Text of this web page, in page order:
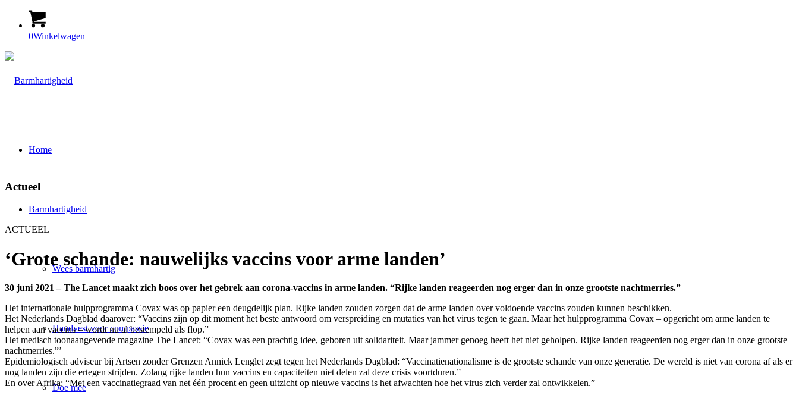
0Winkelwagen
Home
Barmhartigheid
Wees barmhartig
Handvest voor compassie
Doe mee
Actueel
ACTUEEL
‘Grote schande: nauwelijks vaccins voor arme landen’
30 juni 2021 – The Lancet maakt zich boos over het gebrek aan corona-vaccins in arme landen. “Rijke landen reageerden nog erger dan in onze grootste nachtmerries.”
Het internationale hulpprogramma Covax was op papier een deugdelijk plan. Rijke landen zouden zorgen dat de arme landen over voldoende vaccins zouden kunnen beschikken.
Het Nederlands Dagblad daarover: “Vaccins zijn op dit moment het beste antwoord om verspreiding en mutaties van het virus tegen te gaan. Maar het hulpprogramma Covax – opgericht om arme landen te
helpen aan vaccins – wordt nu al bestempeld als flop.”
Het medisch toonaangevende magazine The Lancet: “Covax was een prachtig idee, geboren uit solidariteit. Maar jammer genoeg heeft het niet geholpen. Rijke landen reageerden nog erger dan in onze grootste
nachtmerries.”’
Epidemiologisch adviseur bij Artsen zonder Grenzen Annick Lenglet zegt tegen het Nederlands Dagblad: “Vaccinatienationalisme is de grootste schande van onze generatie. De wereld is niet van corona af als er
nog landen zijn die ertegen strijden. Zolang rijke landen hun vaccins en capaciteiten niet delen zal deze crisis voortduren.”
En over Afrika: “Met een vaccinatiegraad van net één procent en geen uitzicht op nieuwe vaccins is het afwachten hoe het virus zich verder zal ontwikkelen.”